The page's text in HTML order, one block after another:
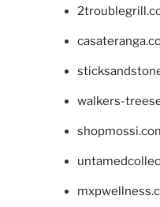
walkers-